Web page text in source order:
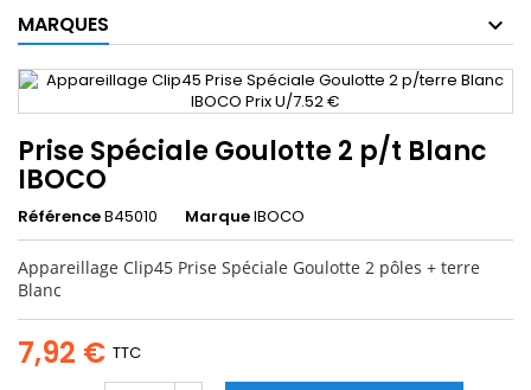
MARQUES
Prise Spéciale Goulotte 2 p/t Blanc
IBOCO
RéférenceB45010 MarqueIBOCO
Appareillage Clip45 Prise Spéciale Goulotte 2 pôles + terre
Blanc
7,92 € TTC